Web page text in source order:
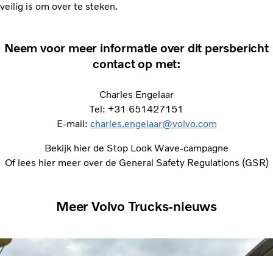
veilig is om over te steken.
Neem voor meer informatie over dit persbericht
contact op met:
Charles Engelaar
Tel: +31 651427151
E-mail: charles.engelaar@volvo.com
Bekijk hier de Stop Look Wave-campagne
Of lees hier meer over de General Safety Regulations (GSR)
Meer Volvo Trucks-nieuws